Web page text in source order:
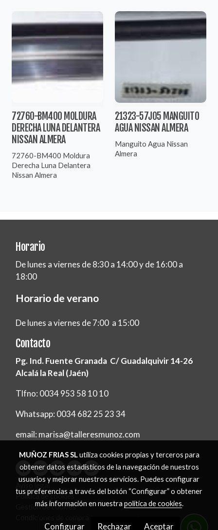
72760-BM400 MOLDURA
DERECHA LUNA DELANTERA
NISSAN ALMERA
72760-BM400 Moldura
Derecha Luna Delantera
Nissan Almera
21323-57J05 MANGUITO
AGUA NISSAN ALMERA
Manguito Agua Nissan
Almera
Horario
De lunes a viernes de 8:30 a 14:00 y de 16:00 a
18:00
Horario de verano
De lunes a viernes de 7:00 a 15:00
Contacto
Pg. Ind. Fuente Granada C/ Guadalquivir 14-26
Alcalá la Real (Jaén)
Tlfno: 0034 953 58 10 10
Whatsapp: 0034 682 25 23 34
email: marisa@talleresmunoz.com
Aviso legal
Política de cookies
Gestión de cookies
MUÑOZ FRIAS SLutiliza cookies propias y terceros para
obtener datos estadísticos de la navegación de nuestros
usuarios y mejorar nuestros servicios. Puedes configurar
tus preferencias a través del botón “Configurar” o obtener
más información en nuestra política de cookies.
Configurar Rechazar Aceptar